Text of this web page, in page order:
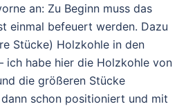
an: Zu Beginn muss das
einmal befeuert werden. Dazu
Stücke) Holzkohle in den
ich habe hier die Holzkohle von
die größeren Stücke
schon positioniert und mit